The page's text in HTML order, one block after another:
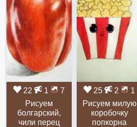
22 1
7
Рисуем
болгарский,
чили перец
25 2
1
Рисуем милую
коробочку
попкорна